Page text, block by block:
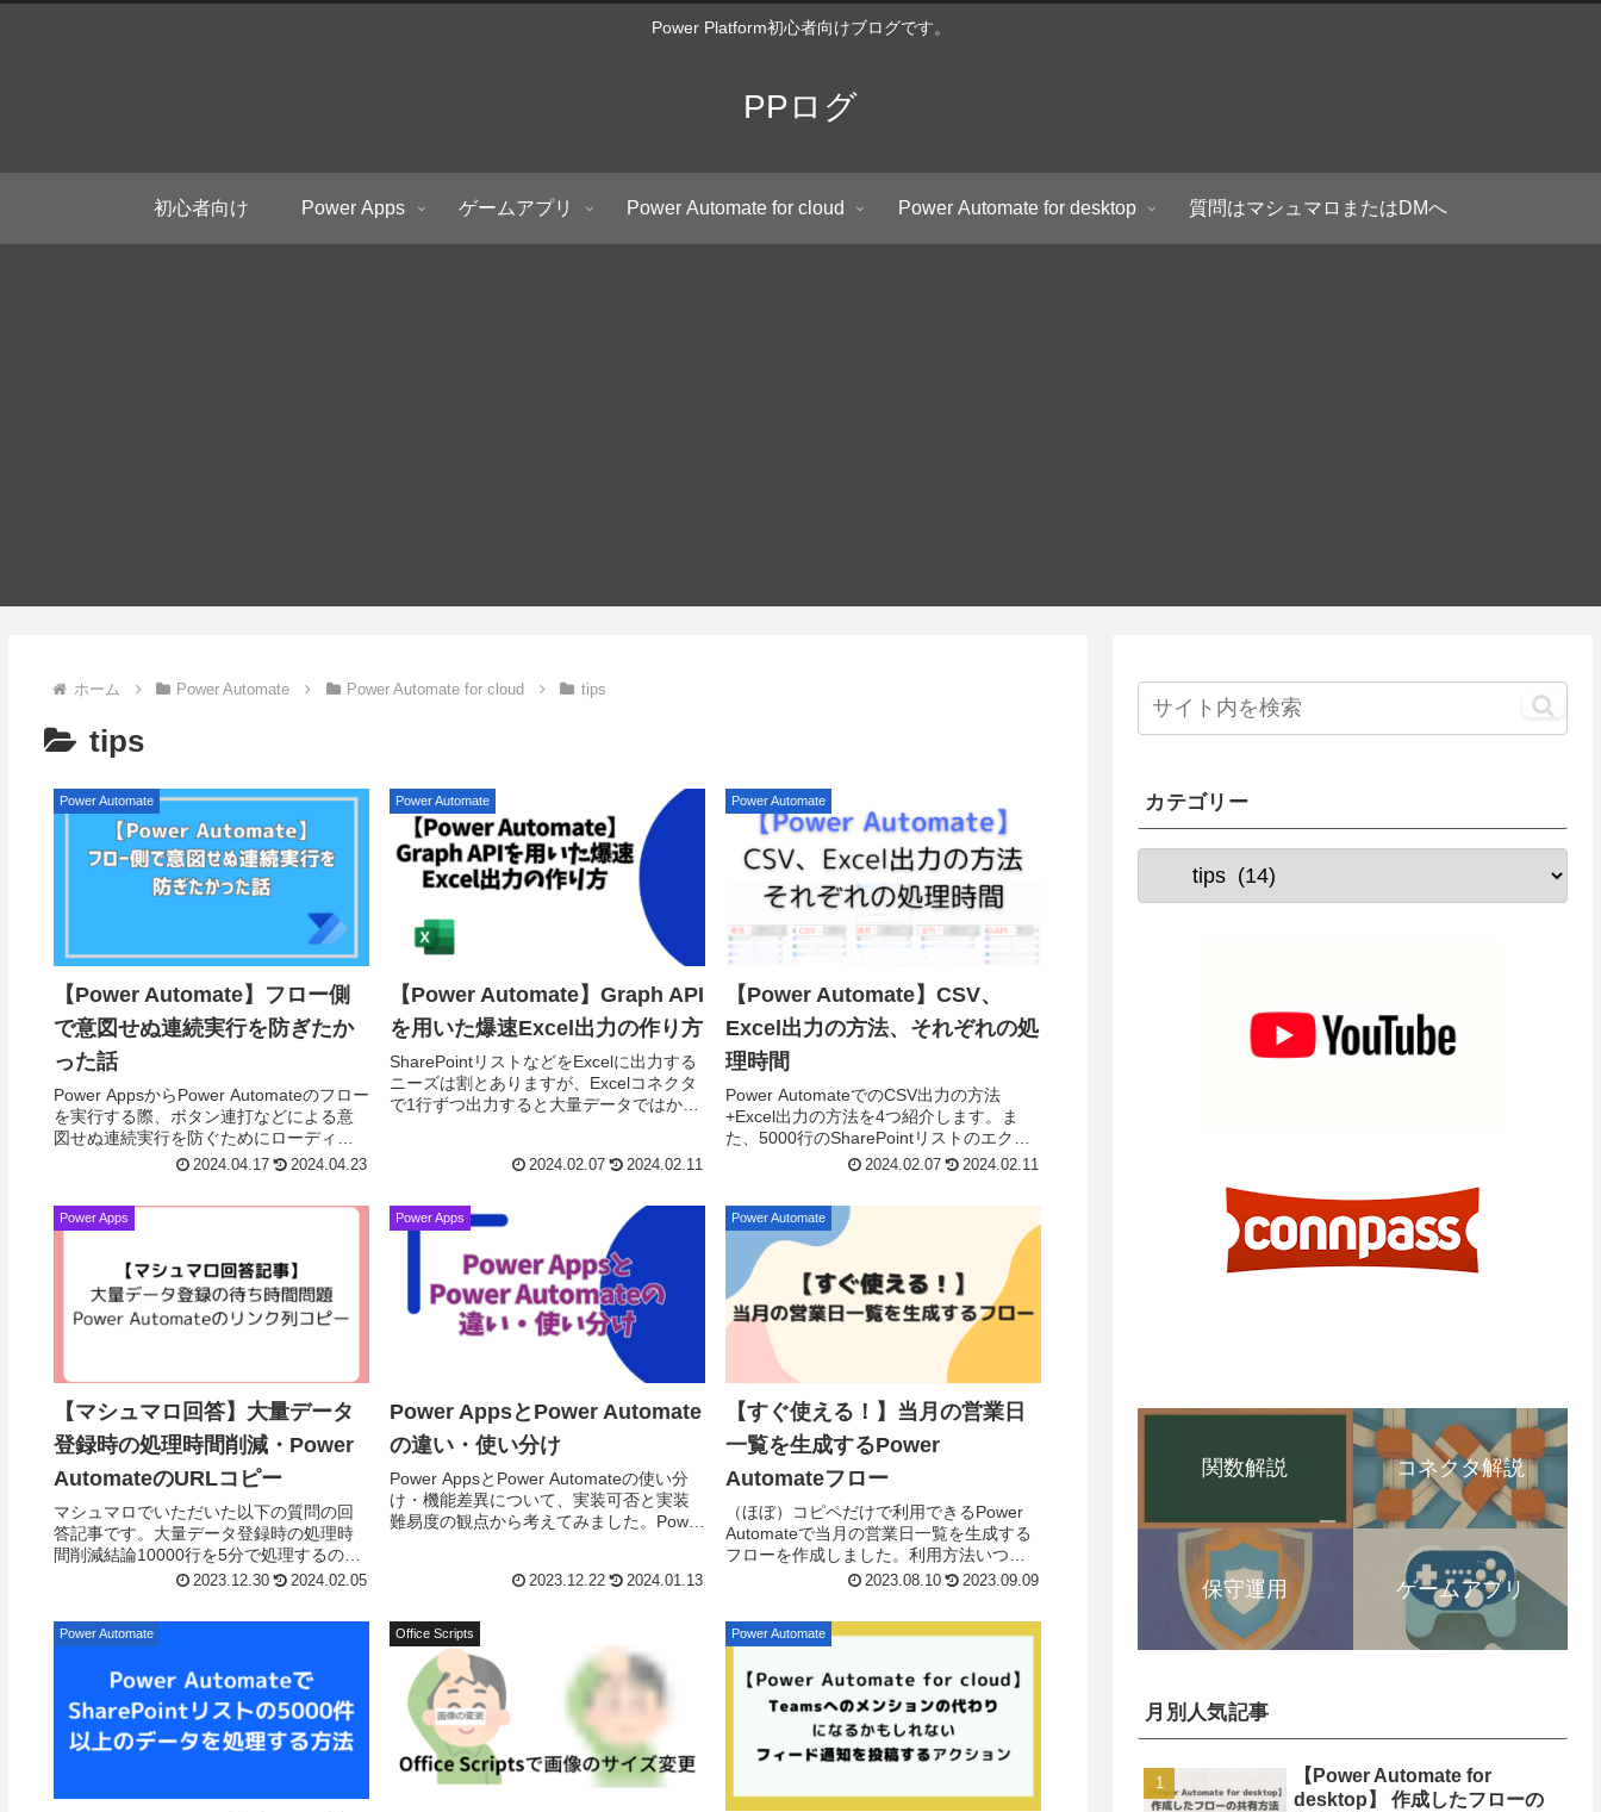
Power Platform初心者向けブログです。
PPログ
初心者向け Power Apps ゲームアプリ Power Automate for cloud Power Automate for desktop 質問はマシュマロまたはDMへ
ホーム Power Automate Power Automate for cloud tips
tips
Power Automate
【Power Automate】フロー側
で意図せぬ連続実行を防ぎたか
った話
Power AppsからPower Automateのフロー
を実行する際、ボタン連打などによる意
図せぬ連続実行を防ぐためにローディン
グ画面を作ったりします。この方法でも
2024.04.17 2024.04.23
Power Automate
【Power Automate】Graph API
を用いた爆速Excel出力の作り方
SharePointリストなどをExcelに出力する
ニーズは割とありますが、Excelコネクタ
で1行ずつ出力すると大量データではかな
2024.02.07 2024.02.11
Power Automate
【Power Automate】CSV、
Excel出力の方法、それぞれの処
理時間
Power AutomateでのCSV出力の方法
+Excel出力の方法を4つ紹介します。ま
た、5000行のSharePointリストのエクス
ポートにかかるそれぞれの処理時間を比
2024.02.07 2024.02.11
Power Apps
【マシュマロ回答】大量データ
登録時の処理時間削減・Power
AutomateのURLコピー
マシュマロでいただいた以下の質問の回
答記事です。大量データ登録時の処理時
間削減結論10000行を5分で処理するのは
難しいです。回避策としてアプリを操作
加...
2023.12.30 2024.02.05
Power Apps
Power AppsとPower Automate
の違い・使い分け
Power AppsとPower Automateの使い分
け・機能差異について、実装可否と実装
難易度の観点から考えてみました。Power
2023.12.22 2024.01.13
Power Automate
【すぐ使える！】当月の営業日
一覧を生成するPower
Automateフロー
（ほぼ）コピペだけで利用できるPower
Automateで当月の営業日一覧を生成する
フローを作成しました。利用方法いつも
のようにフローを作成し、繰り返しなど
するア...
2023.08.10 2023.09.09
Power Automate Office Scripts Power Automate
カテゴリー
関数解説 コネクタ解説
保守運用 ゲームアプリ
月別人気記事
【Power Automate for
desktop】 作成したフローの